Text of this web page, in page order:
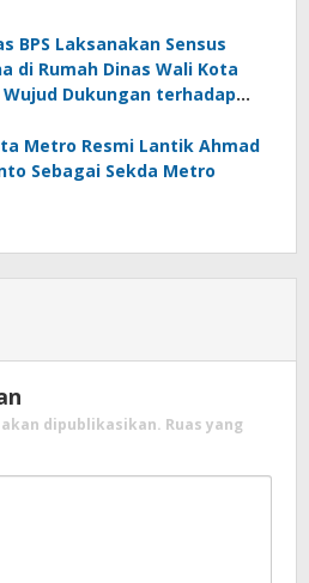
BPS Laksanakan Sensus
di Rumah Dinas Wali Kota
Dukungan terhadap
Metro Resmi Lantik Ahmad
Sebagai Sekda Metro
dipublikasikan. Ruas yang